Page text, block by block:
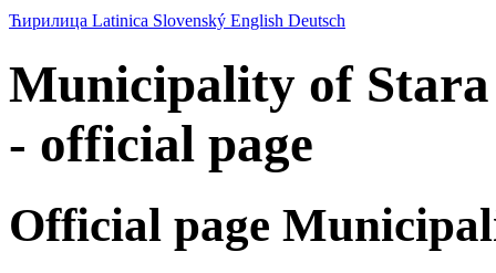
Ћирилица Latinica Slovenský English Deutsch
Municipality of Stara
- official page
Official page